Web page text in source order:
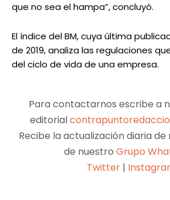
que no sea el hampa”, concluyó.
El índice del BM, cuya última
de 2019, analiza las regulaciones
del ciclo de vida de una empresa.
Para contactarnos escribe a
editorial
Recibe la actualización diaria
de nuestro Grupo
Twitter |